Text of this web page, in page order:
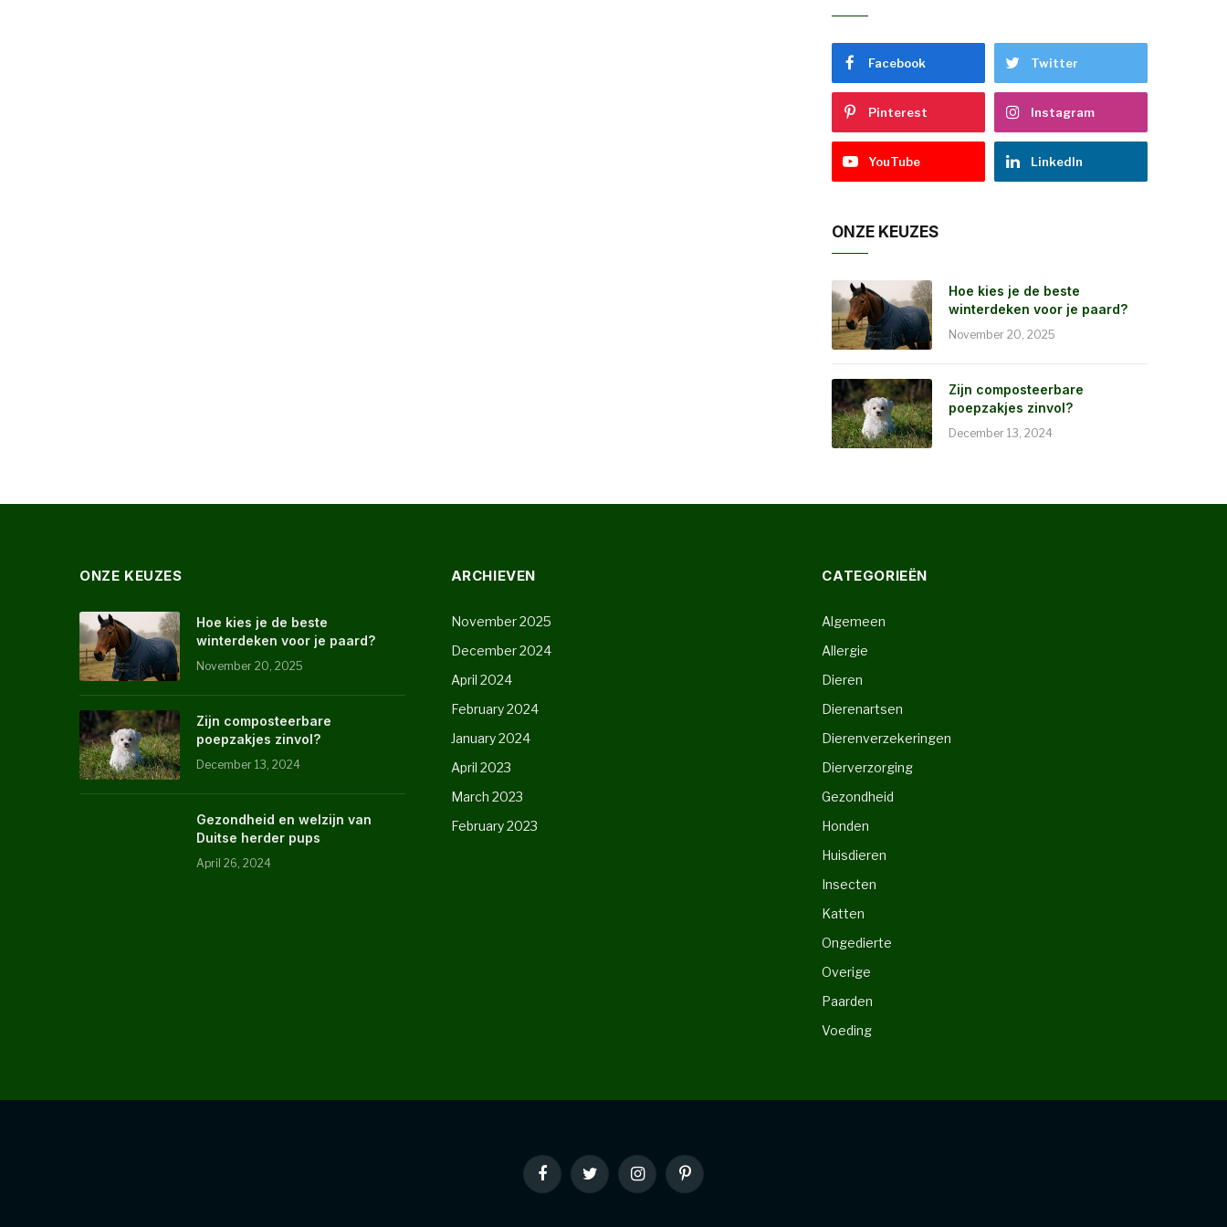
Facebook Twitter
Pinterest Instagram
YouTube LinkedIn
ONZE KEUZES
Hoe kies je de beste
winterdeken voor je paard?
November 20, 2025
Zijn composteerbare
poepzakjes zinvol?
December 13, 2024
ONZE KEUZES
Hoe kies je de beste
winterdeken voor je paard?
November 20, 2025
Zijn composteerbare
poepzakjes zinvol?
December 13, 2024
Gezondheid en welzijn van
Duitse herder pups
April 26, 2024
ARCHIEVEN
November 2025
December 2024
April 2024
February 2024
January 2024
April 2023
March 2023
February 2023
CATEGORIEËN
Algemeen
Allergie
Dieren
Dierenartsen
Dierenverzekeringen
Dierverzorging
Gezondheid
Honden
Huisdieren
Insecten
Katten
Ongedierte
Overige
Paarden
Voeding
FacebookTwitter InstagramPinterest